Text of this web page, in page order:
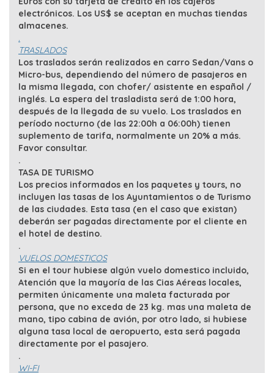
electrónicos. Los US$ se aceptan en muchas tiendas
almacenes.
.
TRASLADOS
Los traslados serán realizados en carro Sedan/Vans o
Micro-bus, dependiendo del número de pasajeros en
la misma llegada, con chofer/ asistente en español /
inglés. La espera del trasladista será de 1:00 hora,
después de la llegada de su vuelo. Los traslados en
período nocturno (de las 22:00h a 06:00h) tienen
suplemento de tarifa, normalmente un 20% a más.
Favor consultar.
.
TASA DE TURISMO
Los precios informados en los paquetes y tours, no
incluyen las tasas de los Ayuntamientos o de Turismo
de las ciudades. Esta tasa (en el caso que existan)
deberán ser pagadas directamente por el cliente en
el hotel de destino.
.
VUELOS DOMESTICOS
Si en el tour hubiese algún vuelo domestico incluido,
Atención que la mayoría de las Cias Aéreas locales,
permiten únicamente una maleta facturada por
persona, que no exceda de 23 kg. mas una maleta de
mano, tipo cabina de avión, por otro lado, si hubiese
alguna tasa local de aeropuerto, esta será pagada
directamente por el pasajero.
.
WI-FI